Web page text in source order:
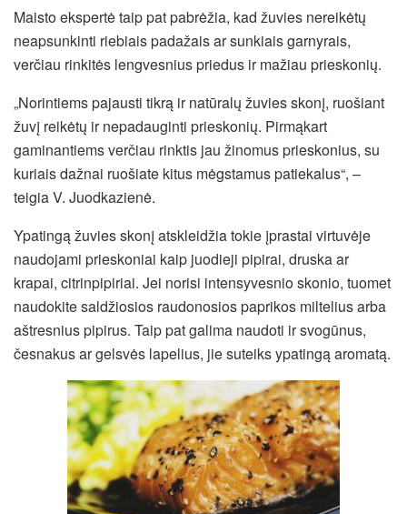
Maisto ekspertė taip pat pabrėžia, kad žuvies nereikėtų
neapsunkinti riebiais padažais ar sunkiais garnyrais,
verčiau rinkitės lengvesnius priedus ir mažiau prieskonių.
„Norintiems pajausti tikrą ir natūralų žuvies skonį, ruošiant
žuvį reikėtų ir nepadauginti prieskonių. Pirmąkart
gaminantiems verčiau rinktis jau žinomus prieskonius, su
kuriais dažnai ruošiate kitus mėgstamus patiekalus“, –
teigia V. Juodkazienė.
Ypatingą žuvies skonį atskleidžia tokie įprastai virtuvėje
naudojami prieskoniai kaip juodieji pipirai, druska ar
krapai, citrinpipiriai. Jei norisi intensyvesnio skonio, tuomet
naudokite saldžiosios raudonosios paprikos miltelius arba
aštresnius pipirus. Taip pat galima naudoti ir svogūnus,
česnakus ar gelsvės lapelius, jie suteiks ypatingą aromatą.